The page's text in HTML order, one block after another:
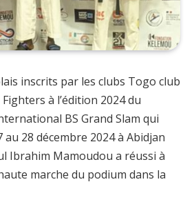
inscrits par les clubs Togo club
à l’édition 2024 du
BS Grand Slam qui
au 28 décembre 2024 à Abidjan
Ibrahim Mamoudou a réussi à
marche du podium dans la